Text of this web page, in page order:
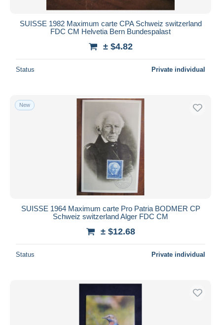
SUISSE 1982 Maximum carte CPA Schweiz switzerland
FDC CM Helvetia Bern Bundespalast
± $4.82
Status Private individual
New
SUISSE 1964 Maximum carte Pro Patria BODMER CP
Schweiz switzerland Alger FDC CM
± $12.68
Status Private individual